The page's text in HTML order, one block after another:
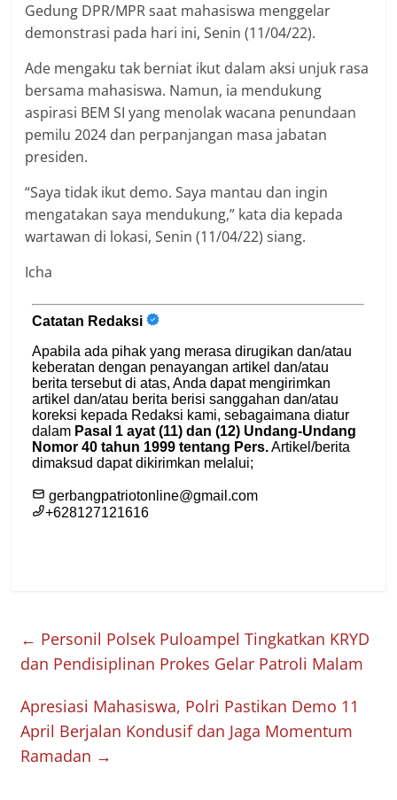
Gedung DPR/MPR saat mahasiswa menggelar
demonstrasi pada hari ini, Senin (11/04/22).
Ade mengaku tak berniat ikut dalam aksi unjuk rasa
bersama mahasiswa. Namun, ia mendukung
aspirasi BEM SI yang menolak wacana penundaan
pemilu 2024 dan perpanjangan masa jabatan
presiden.
“Saya tidak ikut demo. Saya mantau dan ingin
mengatakan saya mendukung,” kata dia kepada
wartawan di lokasi, Senin (11/04/22) siang.
Icha
← Personil Polsek Puloampel Tingkatkan KRYD
dan Pendisiplinan Prokes Gelar Patroli Malam
Apresiasi Mahasiswa, Polri Pastikan Demo 11
April Berjalan Kondusif dan Jaga Momentum
Ramadan →